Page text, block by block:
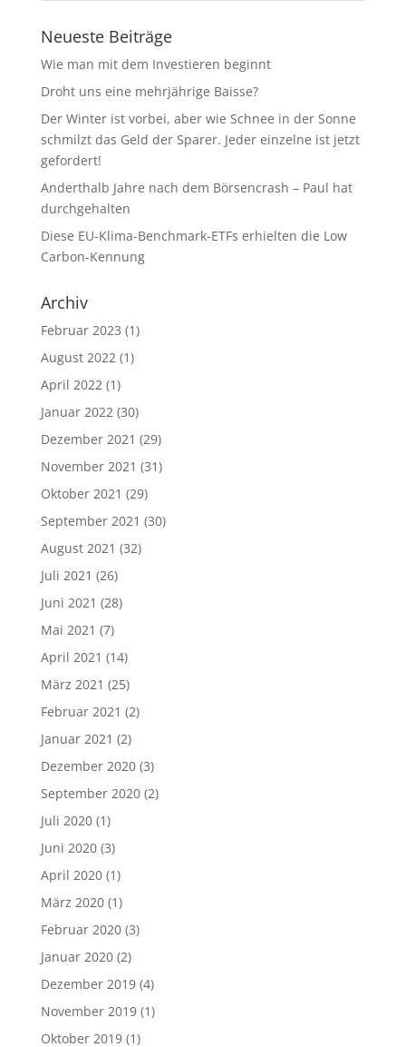
Neueste Beiträge
Wie man mit dem Investieren beginnt
Droht uns eine mehrjährige Baisse?
Der Winter ist vorbei, aber wie Schnee in der Sonne
schmilzt das Geld der Sparer. Jeder einzelne ist jetzt
gefordert!
Anderthalb Jahre nach dem Börsencrash – Paul hat
durchgehalten
Diese EU-Klima-Benchmark-ETFs erhielten die Low
Carbon-Kennung
Archiv
Februar 2023 (1)
August 2022(1)
April 2022(1)
Januar 2022(30)
Dezember 2021 (29)
November 2021 (31)
Oktober 2021 (29)
September 2021 (30)
August 2021 (32)
Juli 2021 (26)
Juni 2021 (28)
Mai 2021 (7)
April 2021 (14)
März 2021 (25)
Februar 2021 (2)
Januar 2021 (2)
Dezember 2020(3)
September 2020(2)
Juli 2020(1)
Juni 2020(3)
April 2020(1)
März 2020(1)
Februar 2020(3)
Januar 2020(2)
Dezember 2019(4)
November 2019(1)
Oktober 2019(1)